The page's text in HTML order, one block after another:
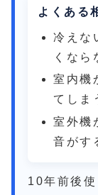
よくある
冷えな
くなら
室内機
てしま
室外機
音がす
10年前後